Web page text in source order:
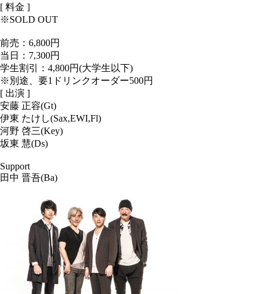
[ 料金 ]
※SOLD OUT
前売： 6,800円
当日： 7,300円
学生割引：4,800円(大学生以下)
※別途、要1ドリンクオーダー500円
[ 出演 ]
安藤 正容(Gt)
伊東 たけし(Sax,EWI,Fl)
河野 啓三(Key)
坂東 慧(Ds)
Support
田中 晋吾(Ba)